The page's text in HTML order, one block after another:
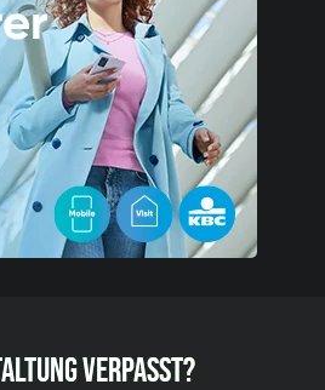
VERPASST?